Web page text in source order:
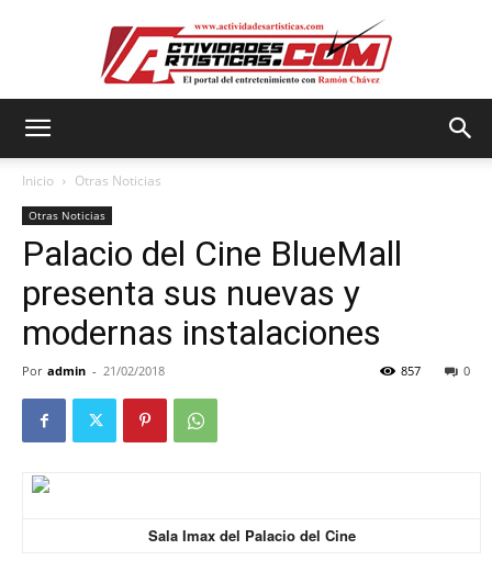
Inicio Otras Noticias
Otras Noticias
Palacio del Cine BlueMall
presenta sus nuevas y
modernas instalaciones
Por admin - 21/02/2018 0
857
Sala Imax del Palacio del Cine